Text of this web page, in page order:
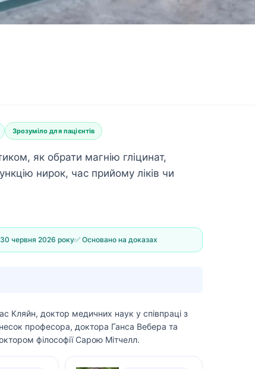
Зрозуміло для пацієнтів
як обрати магнію гліцинат,
нирок, час прийому ліків чи
30 червня 2026 року✅ Основано на доказах
Кляйн, доктор медичних наук у співпраці з
професора, доктора Ганса Вебера та
філософії Сарою Мітчелл.